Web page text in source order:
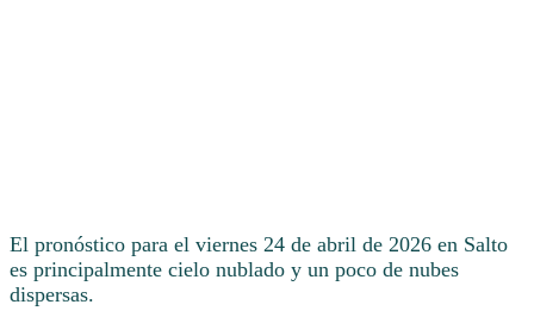
El pronóstico para el viernes 24 de abril de 2026 en Salto
es principalmente cielo nublado y un poco de nubes
dispersas.